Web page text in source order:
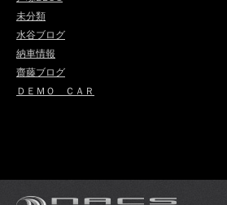
未分類
水谷ブログ
納車情報
齋藤ブログ
ＤＥＭＯ ＣＡＲ